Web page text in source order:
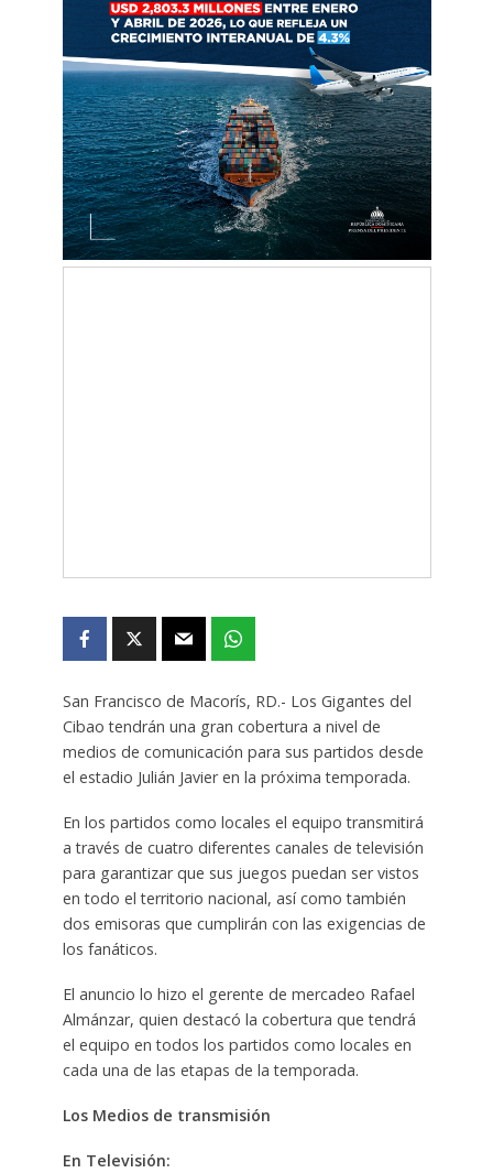
San Francisco de Macorís, RD.- Los Gigantes del
Cibao tendrán una gran cobertura a nivel de
medios de comunicación para sus partidos desde
el estadio Julián Javier en la próxima temporada.
En los partidos como locales el equipo transmitirá
a través de cuatro diferentes canales de televisión
para garantizar que sus juegos puedan ser vistos
en todo el territorio nacional, así como también
dos emisoras que cumplirán con las exigencias de
los fanáticos.
El anuncio lo hizo el gerente de mercadeo Rafael
Almánzar, quien destacó la cobertura que tendrá
el equipo en todos los partidos como locales en
cada una de las etapas de la temporada.
Los Medios de transmisión
En Televisión: